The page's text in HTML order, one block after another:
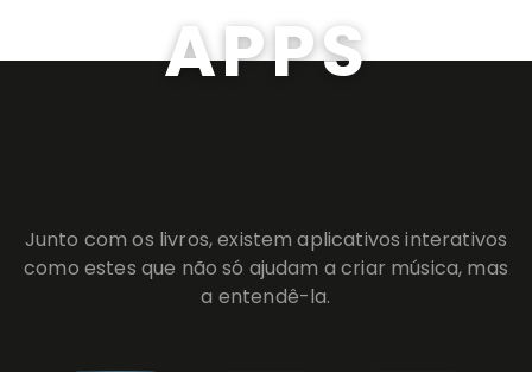
APPS
Junto com os livros, existem aplicativos interativos
como estes que não só ajudam a criar música, mas
a entendê-la.